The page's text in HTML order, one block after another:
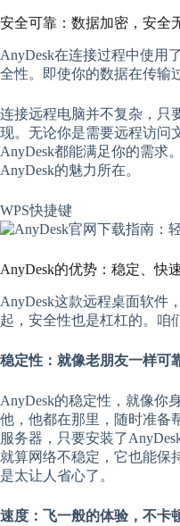
安全可靠：数据加密，安全
AnyDesk在连接过程中使用
全性。即使你的数据在传输
连接远程电脑并不复杂，只
现。无论你是需要远程访问
AnyDesk都能满足你的需求
AnyDesk的魅力所在。
WPS快捷键
AnyDesk的优势：稳定、快
AnyDesk这款远程桌面软件
起，安全性也是杠杠的。咱
稳定性：就像老朋友一样可
AnyDesk的稳定性，就像你
他，他都在那里，随时准备
服务器，只要安装了
就算网络不稳定，它也能保
是太让人省心了。
速度：飞一般的体验，不卡